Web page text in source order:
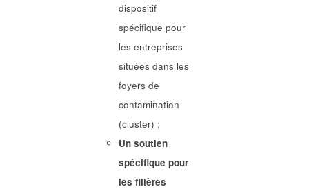
dispositif
spécifique pour
les entreprises
situées dans les
foyers de
contamination
(cluster) ;
Un soutien
spécifique pour
les filières